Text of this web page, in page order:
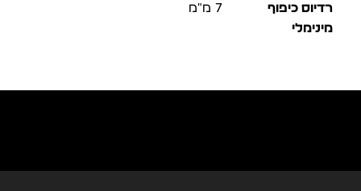
רדיוס כיפוף
מינימלי
7 מ"מ